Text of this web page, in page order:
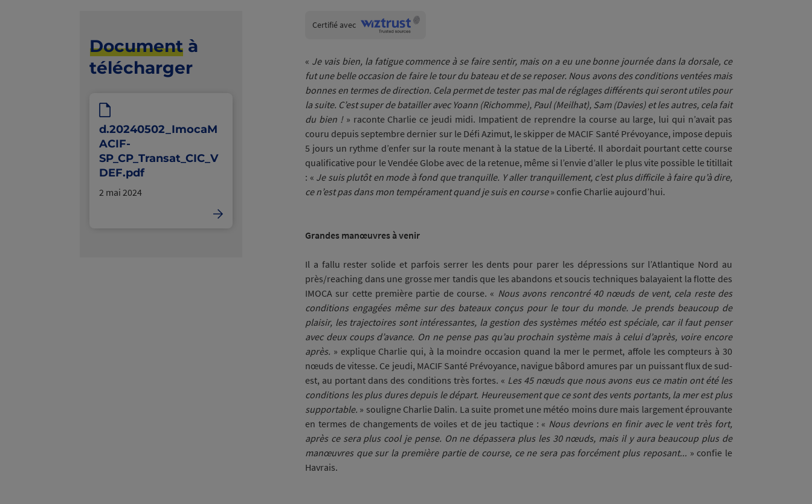
Document à
télécharger
d.20240502_ImocaM
ACIF-
SP_CP_Transat_CIC_V
DEF.pdf
2 mai 2024
Certifié avecWiztrust
trusted
« Je vais bien, la fatigue commence à se faire sentir, mais on a eu une bonne journée dans la dorsale, ce
fut une belle occasion de faire le tour du bateau et de se reposer. Nous avons des conditions ventées mais
bonnes en termes de direction. Cela permet de tester pas mal de réglages différents qui seront utiles pour
la suite. C’est super de batailler avec Yoann (Richomme), Paul (Meilhat), Sam (Davies) et les autres, cela fait
du bien ! » raconte Charlie ce jeudi midi. Impatient de reprendre la course au large, lui qui n’avait pas
couru depuis septembre dernier sur le Défi Azimut, le skipper de MACIF Santé Prévoyance, impose depuis
5 jours un rythme d’enfer sur la route menant à la statue de la Liberté. Il abordait pourtant cette course
qualificative pour le Vendée Globe avec de la retenue, même si l’envie d’aller le plus vite possible le titillait
: « Je suis plutôt en mode à fond que tranquille. Y aller tranquillement, c’est plus difficile à faire qu’à dire,
ce n’est pas dans mon tempérament quand je suis en course» confie Charlie aujourd’hui.
Grandes manœuvres à venir
Il a fallu rester solide et parfois serrer les dents pour parer les dépressions sur l’Atlantique Nord au
près/reaching dans une grosse mer tandis que les abandons et soucis techniques balayaient la flotte des
IMOCA sur cette première partie de course. « Nous avons rencontré 40 nœuds de vent, cela reste des
conditions engagées même sur des bateaux conçus pour le tour du monde. Je prends beaucoup de
plaisir, les trajectoires sont intéressantes, la gestion des systèmes météo est spéciale, car il faut penser
avec deux coups d’avance. On ne pense pas qu’au prochain système mais à celui d’après, voire encore
après. » explique Charlie qui, à la moindre occasion quand la mer le permet, affole les compteurs à 30
nœuds de vitesse. Ce jeudi, MACIF Santé Prévoyance, navigue bâbord amures par un puissant flux de sud-
est, au portant dans des conditions très fortes. « Les 45 nœuds que nous avons eus ce matin ont été les
conditions les plus dures depuis le départ. Heureusement que ce sont des vents portants, la mer est plus
supportable. » souligne Charlie Dalin. La suite promet une météo moins dure mais largement éprouvante
en termes de changements de voiles et de jeu tactique : « Nous devrions en finir avec le vent très fort,
après ce sera plus cool je pense. On ne dépassera plus les 30 nœuds, mais il y aura beaucoup plus de
manœuvres que sur la première partie de course, ce ne sera pas forcément plus reposant... » confie le
Havrais.